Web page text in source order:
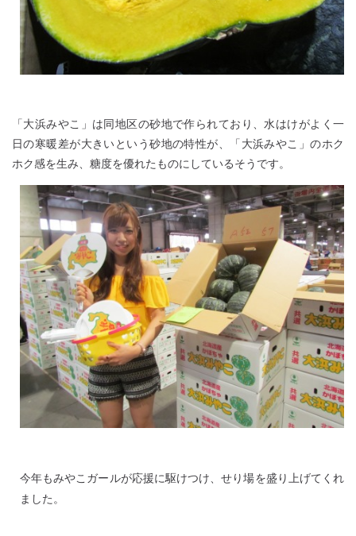
「大浜みやこ」は同地区の砂地で作られており、水はけがよく一
日の寒暖差が大きいという砂地の特性が、「大浜みやこ」のホク
ホク感を生み、糖度を優れたものにしているそうです。
今年もみやこガールが応援に駆けつけ、せり場を盛り上げてくれ
ました。